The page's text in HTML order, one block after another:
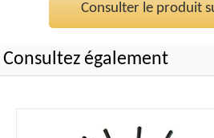
Consulter le produit
Consultez également